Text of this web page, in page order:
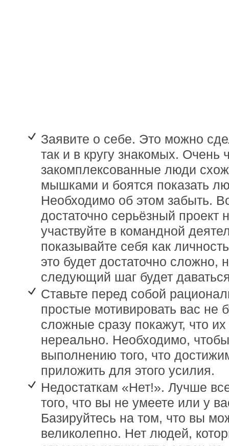
Заявите о себе. Это можно
так и в кругу знакомых. Очень
закомплексованные люди
мышками и боятся показать
Необходимо об этом забыть.
достаточно серьёзный проект
участвуйте в командной
показывайте себя как
это будет достаточно сложно,
следующий шаг будет
Ставьте перед собой
простые мотивировать вас не
сложные сразу покажут, что
нереально. Необходимо,
выполнению того, что
приложить для этого усилия.
Недостаткам «Нет!». Лучше
того, что вы не умеете или у
Базируйтесь на том, что вы
великолепно. Нет людей,